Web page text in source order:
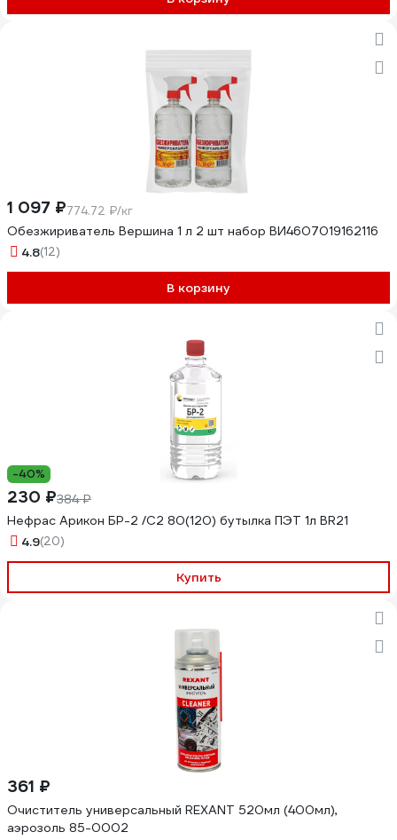
1 097 ₽774.72 ₽/кг
Обезжириватель Вершина 1 л 2 шт набор ВИ4607019162116
4.8(12)
В корзину
-40%
230 ₽384 ₽
Нефрас Арикон БР-2 /С2 80(120) бутылка ПЭТ 1л BR21
4.9(20)
Купить
361 ₽
Очиститель универсальный REXANT 520мл (400мл),
аэрозоль 85-0002